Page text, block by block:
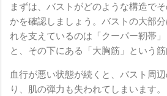
まずは、バストがどのような構造で
かを確認しましょう。バストの大部
れを支えているのは「クーパー靭帯
と、その下にある「大胸筋」という筋
血行が悪い状態が続くと、バスト周
り、肌の弾力も失われてしまいます